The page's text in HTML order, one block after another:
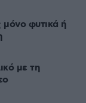
μόνο φυτικά ή
με τη